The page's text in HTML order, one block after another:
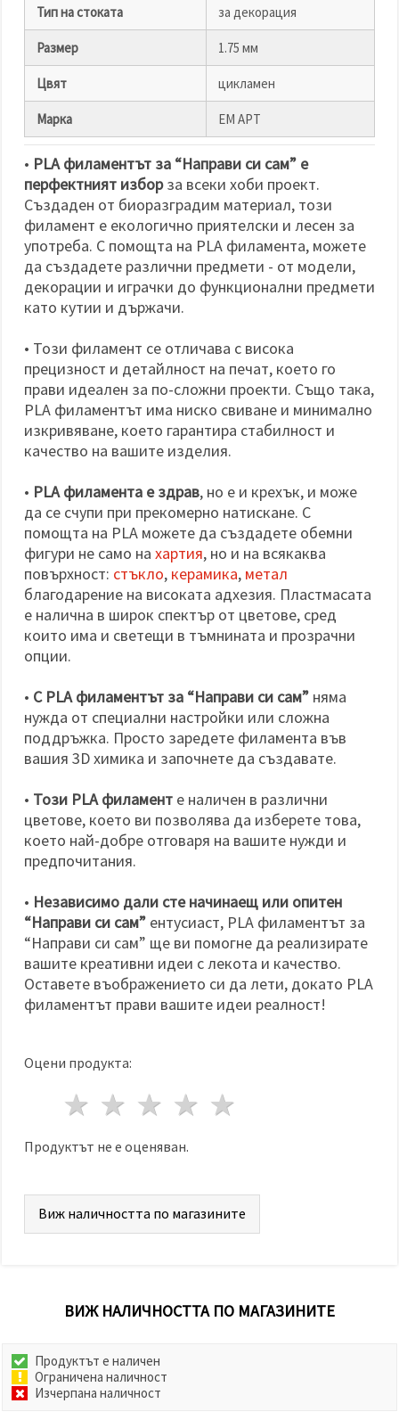
Настройки
бисквитките
Тип на стоката за декорация
Размер 1.75 мм
Цвят цикламен
Марка ЕМ АРТ
• PLA филаментът за “Направи си сам” е
перфектният изборза всеки хоби проект.
Създаден от биоразградим материал, този
филамент е екологично приятелски и лесен за
употреба. С помощта на PLA филамента, можете
да създадете различни предмети - от модели,
декорации и играчки до функционални предмети
като кутии и държачи.
• Този филамент се отличава с висока
прецизност и детайлност на печат, което го
прави идеален за по-сложни проекти. Също така,
PLA филаментът има ниско свиване и минимално
изкривяване, което гарантира стабилност и
качество на вашите изделия.
• PLA филамента е здрав, но е и крехък, и може
да се счупи при прекомерно натискане. С
помощта на PLA можете да създадете обемни
фигури не само на хартия, но и на всякаква
повърхност: стъкло, керамика, метал
благодарение на високата адхезия. Пластмасата
е налична в широк спектър от цветове, сред
които има и светещи в тъмнината и прозрачни
опции.
• С PLA филаментът за “Направи си сам” няма
нужда от специални настройки или сложна
поддръжка. Просто заредете филамента във
вашия 3D химика и започнете да създавате.
• Този PLA филамент е наличен в различни
цветове, което ви позволява да изберете това,
което най-добре отговаря на вашите нужди и
предпочитания.
• Независимо дали сте начинаещ или опитен
“Направи си сам” ентусиаст, PLA филаментът за
“Направи си сам” ще ви помогне да реализирате
вашите креативни идеи с лекота и качество.
Оставете въображението си да лети, докато PLA
филаментът прави вашите идеи реалност!
Оцени продукта:
4 звезди
3 звезди
2 звезди
1 звезда
Продуктът не е оценяван.
Виж наличността по магазините
ВИЖ НАЛИЧНОСТТА ПО МАГАЗИНИТЕ
Продуктът е наличен
Ограничена наличност
Изчерпана наличност